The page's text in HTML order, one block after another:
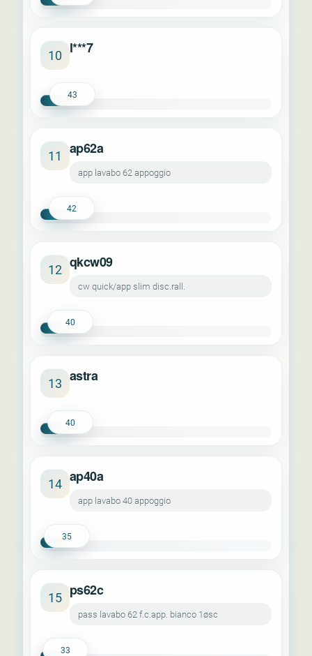
10 l***7
43
11 ap62a
app lavabo 62 appoggio
42
12 qkcw09
cw quick/app slim disc.rall.
40
13 astra
40
14 ap40a
app lavabo 40 appoggio
35
15 ps62c
pass lavabo 62 f.c.app. bianco 1øsc
33